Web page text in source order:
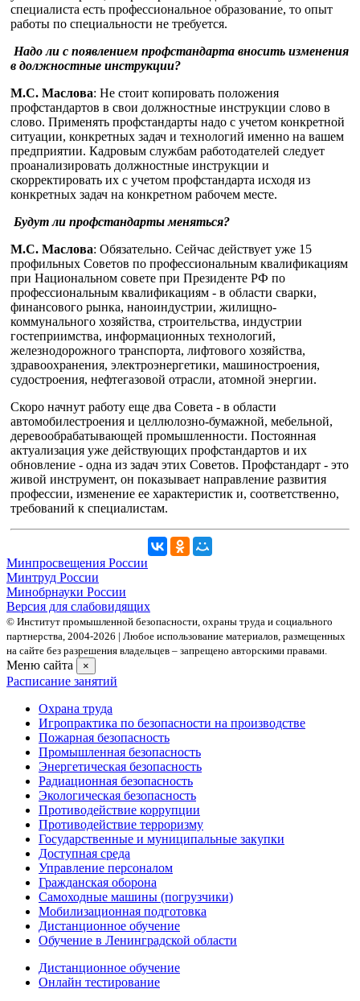
специалиста есть профессиональное образование, то опыт
работы по специальности не требуется.
Надо ли с появлением профстандарта вносить изменения
в должностные инструкции?
М.С. Маслова: Не стоит копировать положения
профстандартов в свои должностные инструкции слово в
слово. Применять профстандарты надо с учетом конкретной
ситуации, конкретных задач и технологий именно на вашем
предприятии. Кадровым службам работодателей следует
проанализировать должностные инструкции и
скорректировать их с учетом профстандарта исходя из
конкретных задач на конкретном рабочем месте.
Будут ли профстандарты меняться?
М.С. Маслова: Обязательно. Сейчас действует уже 15
профильных Советов по профессиональным квалификациям
при Национальном совете при Президенте РФ по
профессиональным квалификациям - в области сварки,
финансового рынка, наноиндустрии, жилищно-
коммунального хозяйства, строительства, индустрии
гостеприимства, информационных технологий,
железнодорожного транспорта, лифтового хозяйства,
здравоохранения, электроэнергетики, машиностроения,
судостроения, нефтегазовой отрасли, атомной энергии.
Скоро начнут работу еще два Совета - в области
автомобилестроения и целлюлозно-бумажной, мебельной,
деревообрабатывающей промышленности. Постоянная
актуализация уже действующих профстандартов и их
обновление - одна из задач этих Советов. Профстандарт - это
живой инструмент, он показывает направление развития
профессии, изменение ее характеристик и, соответственно,
требований к специалистам.
Минпросвещения России
Минтруд России
Минобрнауки России
Версия для слабовидящих
© Институт промышленной безопасности, охраны труда и социального
партнерства, 2004- 2026 | Любое использование материалов, размещенных
на сайте без разрешения владельцев – запрещено авторскими правами.
Меню сайта ×
Расписание занятий
Охрана труда
Игропрактика по безопасности на производстве
Пожарная безопасность
Промышленная безопасность
Энергетическая безопасность
Радиационная безопасность
Экологическая безопасность
Противодействие коррупции
Противодействие терроризму
Государственные и муниципальные закупки
Доступная среда
Управление персоналом
Гражданская оборона
Самоходные машины (погрузчики)
Мобилизационная подготовка
Дистанционное обучение
Обучение в Ленинградской области
Дистанционное обучение
Онлайн тестирование